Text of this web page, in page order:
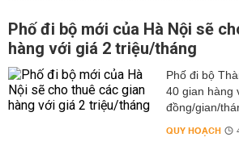
Phố đi bộ mới của Hà Nội sẽ
hàng với giá 2 triệu/tháng
Phố đi bộ
40 gian hàng
đồng/gian/
QUY HOẠCH